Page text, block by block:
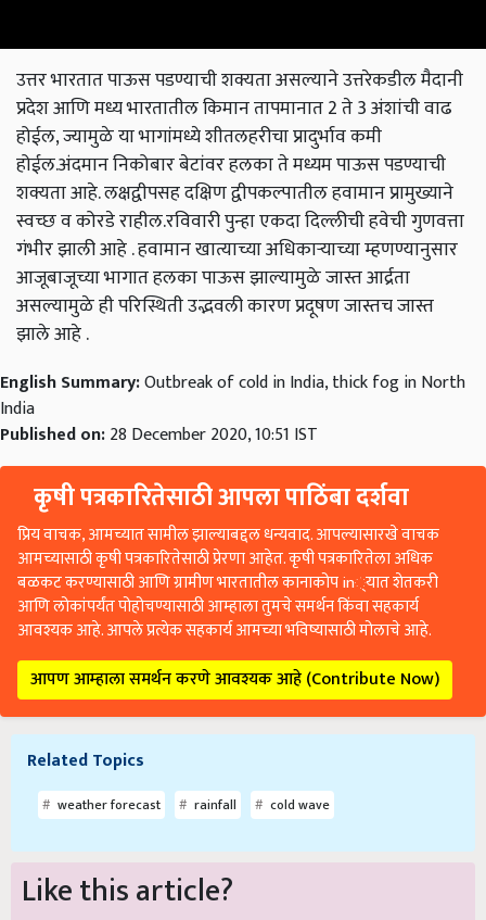
उत्तर भारतात पाऊस पडण्याची शक्यता असल्याने उत्तरेकडील मैदानी
प्रदेश आणि मध्य भारतातील किमान तापमानात 2 ते 3 अंशांची वाढ
होईल, ज्यामुळे या भागांमध्ये शीतलहरीचा प्रादुर्भाव कमी
होईल.अंदमान निकोबार बेटांवर हलका ते मध्यम पाऊस पडण्याची
शक्यता आहे. लक्षद्वीपसह दक्षिण द्वीपकल्पातील हवामान प्रामुख्याने
स्वच्छ व कोरडे राहील.रविवारी पुन्हा एकदा दिल्लीची हवेची गुणवत्ता
गंभीर झाली आहे . हवामान खात्याच्या अधिकाऱ्याच्या म्हणण्यानुसार
आजूबाजूच्या भागात हलका पाऊस झाल्यामुळे जास्त आर्द्रता
असल्यामुळे ही परिस्थिती उद्भवली कारण प्रदूषण जास्तच जास्त
झाले आहे .
English Summary:Outbreak of cold in India, thick fog in North
India
Published on:28 December 2020, 10:51 IST
कृषी पत्रकारितेसाठी आपला पाठिंबा दर्शवा
प्रिय वाचक, आमच्यात सामील झाल्याबद्दल धन्यवाद. आपल्यासारखे वाचक
आमच्यासाठी कृषी पत्रकारितेसाठी प्रेरणा आहेत. कृषी पत्रकारितेला अधिक
बळकट करण्यासाठी आणि ग्रामीण भारतातील कानाकोप in्यात शेतकरी
आणि लोकांपर्यंत पोहोचण्यासाठी आम्हाला तुमचे समर्थन किंवा सहकार्य
आवश्यक आहे. आपले प्रत्येक सहकार्य आमच्या भविष्यासाठी मोलाचे आहे.
आपण आम्हाला समर्थन करणे आवश्यक आहे (Contribute Now)
Related Topics
weather forecast rainfall cold wave
Like this article?